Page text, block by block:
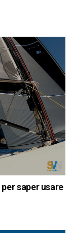
saper usare